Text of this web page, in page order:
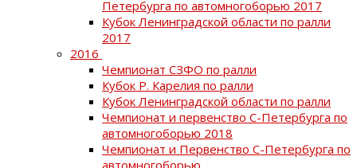
Петербурга по автомногоборью 2017
Кубок Ленинградской области по ралли
2017
2016
Чемпионат СЗФО по ралли
Кубок Р. Карелия по ралли
Кубок Ленинградской области по ралли
Чемпионат и первенство С-Петербурга по
автомногоборью 2018
Чемпионат и Первенство С-Петербурга по
автомногоборью